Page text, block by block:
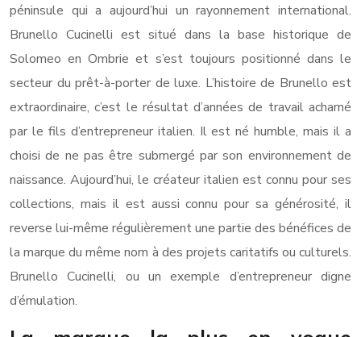
péninsule qui a aujourd’hui un rayonnement international.
Brunello Cucinelli est situé dans la base historique de
Solomeo en Ombrie et s’est toujours positionné dans le
secteur du prêt-à-porter de luxe. L’histoire de Brunello est
extraordinaire, c’est le résultat d’années de travail acharné
par le fils d’entrepreneur italien. Il est né humble, mais il a
choisi de ne pas être submergé par son environnement de
naissance. Aujourd’hui, le créateur italien est connu pour ses
collections, mais il est aussi connu pour sa générosité, il
reverse lui-même régulièrement une partie des bénéfices de
la marque du même nom à des projets caritatifs ou culturels.
Brunello Cucinelli, ou un exemple d’entrepreneur digne
d’émulation.